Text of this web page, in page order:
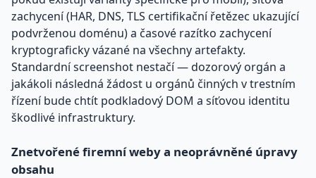
zachycení (HAR, DNS, TLS certifikační řetězec ukazující
podvrženou doménu) a časové razítko zachycení
kryptograficky vázané na všechny artefakty.
Standardní screenshot nestačí — dozorový orgán a
jakákoli následná žádost u orgánů činných v trestním
řízení bude chtít podkladový DOM a síťovou identitu
škodlivé infrastruktury.
Znetvořené firemní weby a neoprávněné úpravy
obsahu